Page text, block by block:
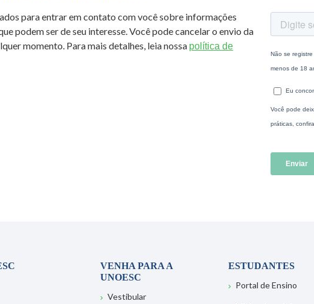
para entrar em contato com você sobre informações
podem ser de seu interesse. Você pode cancelar o envio da
momento. Para mais detalhes, leia nossa política de
VENHA PARA A
UNOESC
Vestibular
ESTUDANTES
Portal de Ensino